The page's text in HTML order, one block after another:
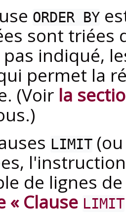
ORDER BY
sont triées
indiqué,
permet la
(Voir la
LIMIT
de lignes
« Clause LIMIT